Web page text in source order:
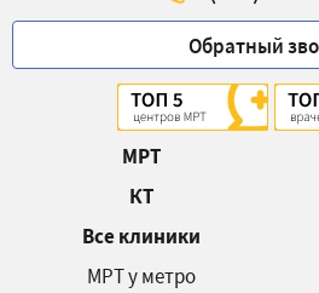
Обратный
МРТ
КТ
Все клиники
МРТ у метро